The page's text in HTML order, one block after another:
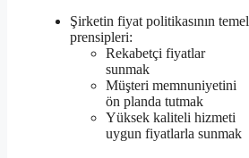
Şirketin fiyat politikasının temel
prensipleri:
Rekabetçi fiyatlar
sunmak
Müşteri memnuniyetini
ön planda tutmak
Yüksek kaliteli hizmeti
uygun fiyatlarla sunmak